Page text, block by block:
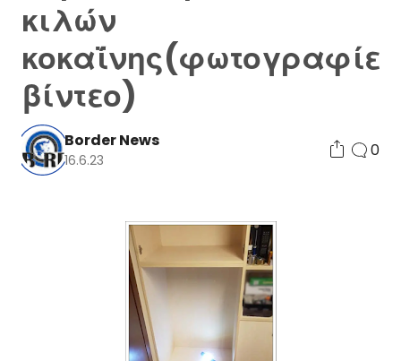
κιλών
βίντεο)
Border News
16.6.23
0